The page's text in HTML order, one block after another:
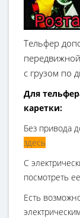
Тельфер
с грузом по
Для
каретки:
Без привода
здесь
С
посмотреть
Есть